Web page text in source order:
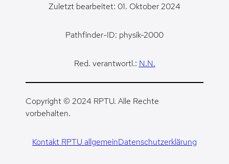
Zuletzt bearbeitet: 01. Oktober 2024
Pathfinder-ID: physik-2000
Red. verantwortl.: N.N.
Copyright © 2024 RPTU. Alle Rechte
vorbehalten.
Kontakt RPTU allgemeinDatenschutzerklärung